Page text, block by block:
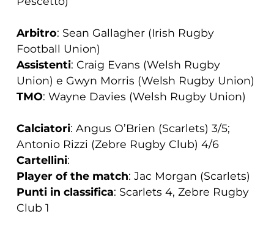
Arbitro: Sean Gallagher (Irish Rugby
Football Union)
Assistenti: Craig Evans (Welsh Rugby
Union) e Gwyn Morris (Welsh Rugby Union)
TMO: Wayne Davies (Welsh Rugby Union)
Calciatori: Angus O’Brien (Scarlets) 3/5;
Antonio Rizzi (Zebre Rugby Club) 4/6
Cartellini:
Player of the match: Jac Morgan (Scarlets)
Punti in classifica: Scarlets 4, Zebre Rugby
Club 1